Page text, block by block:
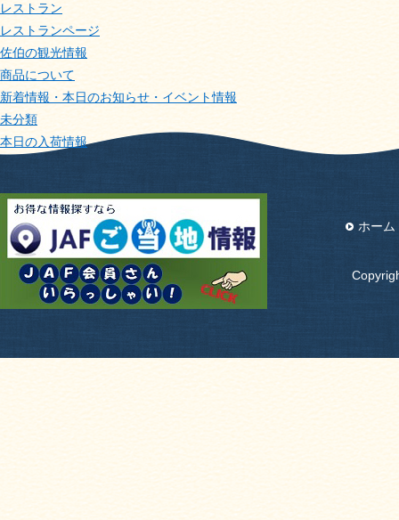
レストラン
レストランページ
佐伯の観光情報
商品について
新着情報・本日のお知らせ・イベント情報
未分類
本日の入荷情報
ホーム